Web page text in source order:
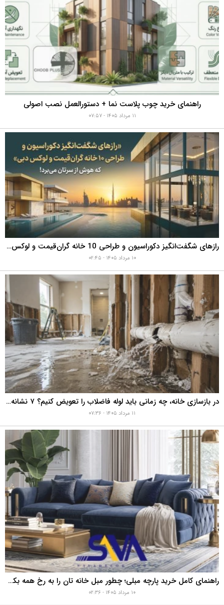
راهنمای خرید چوب پلاست نما + دستورالعمل نصب اصولی
رازهای شگفت‌انگیز دکوراسیون و طراحی 10 خانه گران‌قیمت و لوکس دبی که هوش از سرتان می‌برد!
در بازسازی خانه، چه زمانی باید لوله فاضلاب را تعویض کنیم؟ ۷ نشانه‌ای که نباید نادیده بگیرید
راهنمای کامل خرید پارچه مبلی؛ چطور مبل خانه تان را به رخ همه بکشید؟